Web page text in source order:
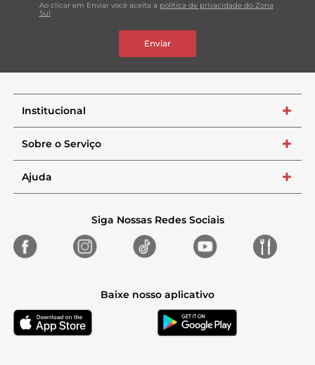
Ao clicar em Enviar você aceita a política de privacidade do Zona
Sul
Enviar
Institucional +
Sobre o Serviço +
Ajuda +
Siga Nossas Redes Sociais
Baixe nosso aplicativo